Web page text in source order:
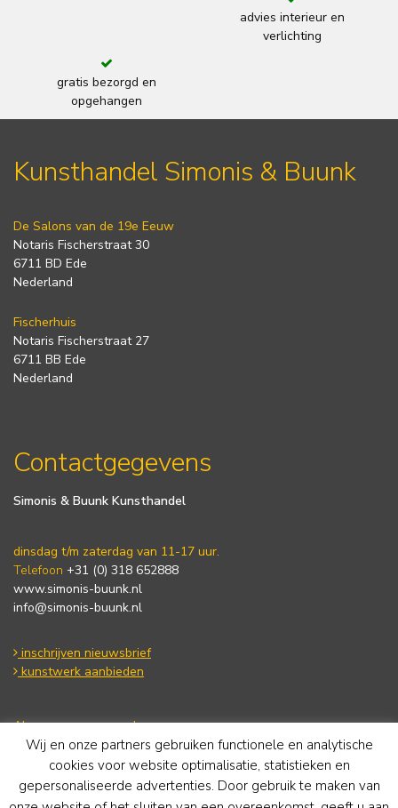
advies interieur en
verlichting
gratis bezorgd en
opgehangen
Kunsthandel Simonis & Buunk
De Salons van de 19e Eeuw
Notaris Fischerstraat 30
6711 BD Ede
Nederland
Fischerhuis
Notaris Fischerstraat 27
6711 BB Ede
Nederland
Contactgegevens
Simonis & Buunk Kunsthandel
dinsdag t/m zaterdag van 11-17 uur.
Telefoon +31 (0) 318 652888
www.simonis-buunk.nl
info@simonis-buunk.nl
inschrijven nieuwsbrief
kunstwerk aanbieden
Algemene voorwaarden
Privacy statement
Cookie Policy
Disclaimer
Wij en onze partners gebruiken functionele en analytische
cookies voor website optimalisatie, statistieken en
gepersonaliseerde advertenties. Door gebruik te maken van